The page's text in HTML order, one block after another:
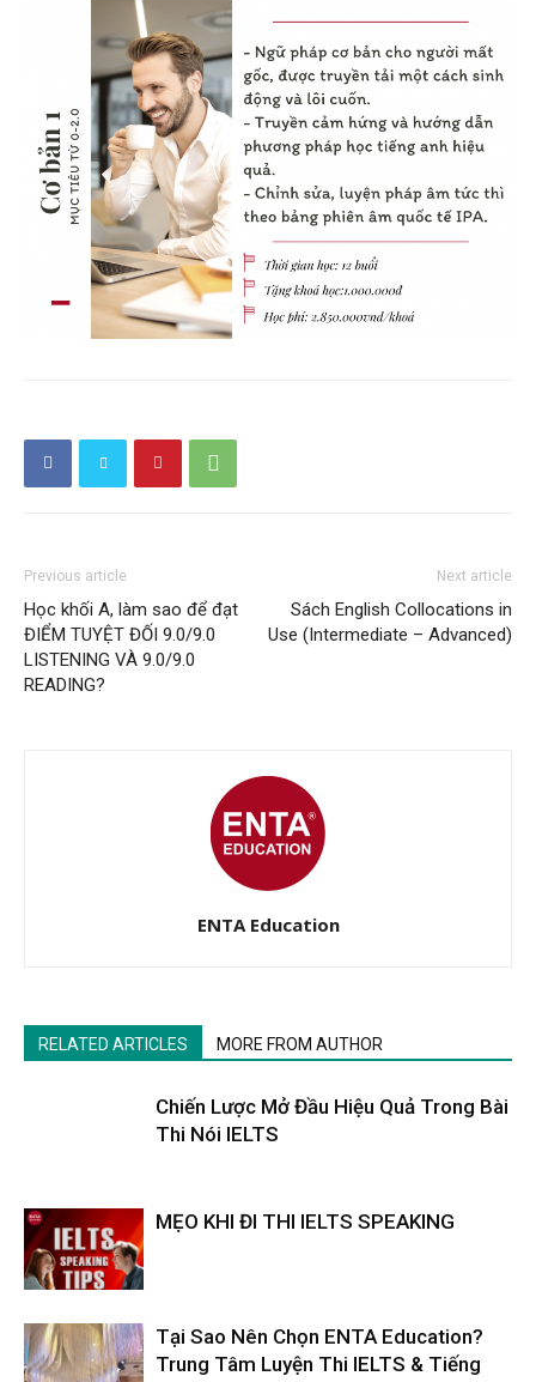
Previous article
Học khối A, làm sao để đạt
ĐIỂM TUYỆT ĐỐI 9.0/9.0
LISTENING VÀ 9.0/9.0
READING?
Next article
Sách English Collocations in
Use (Intermediate – Advanced)
ENTA Education
RELATED ARTICLES MORE FROM AUTHOR
Chiến Lược Mở Đầu Hiệu Quả Trong Bài
Thi Nói IELTS
MẸO KHI ĐI THI IELTS SPEAKING
Tại Sao Nên Chọn ENTA Education?
Trung Tâm Luyện Thi IELTS & Tiếng